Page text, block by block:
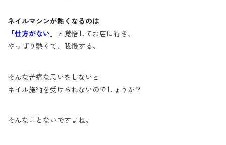
ネイルマシンが熱くなるのは
「仕方がない」 と覚悟してお店に行き、
やっぱり熱くて、我慢する。
そんな苦痛な思いをしないと
ネイル施術を受けられないのでしょうか？
そんなことないですよね。